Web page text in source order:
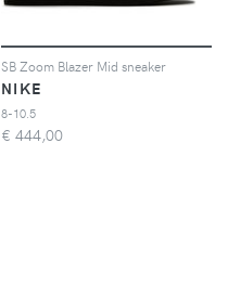
SB Zoom Blazer Mid sneaker
NIKE
8-10.5
€ 444,00